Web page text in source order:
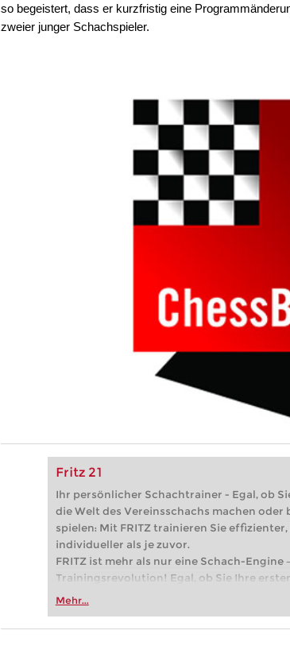
so begeistert, dass er kurzfristig eine
zweier junger Schachspieler.
Fritz 21
Ihr persönlicher Schachtrainer - Egal, ob
die Welt des Vereinsschachs machen
spielen: Mit FRITZ trainieren Sie
individueller als je zuvor.
FRITZ ist mehr als nur eine Schach-Engine
Trainingsrevolution! Egal, ob Sie Ihre
Vereinsschachs machen oder bereits auf
zuvor.
Mehr...